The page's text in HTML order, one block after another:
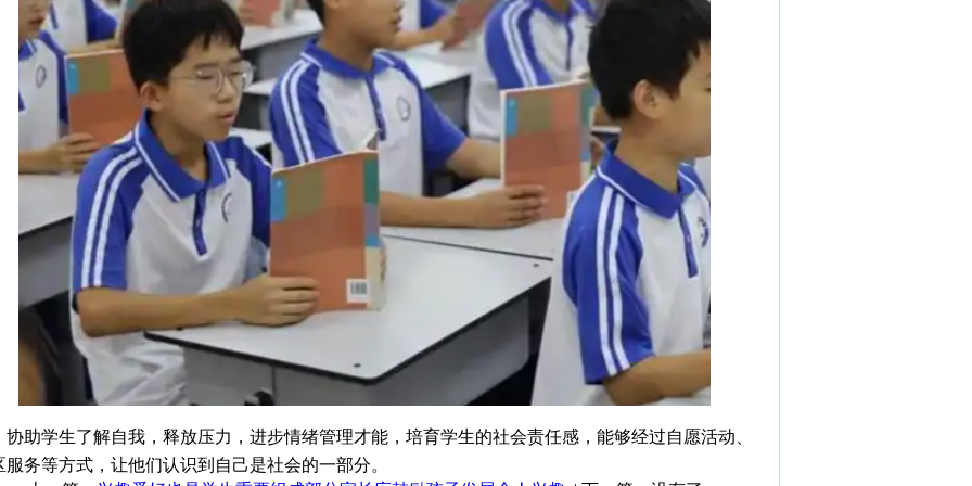
学生了解自我，释放压力，进步情绪管理才能，培育学生的社会责任感，能够经过自愿活动、
服务等方式，让他们认识到自己是社会的一部分。